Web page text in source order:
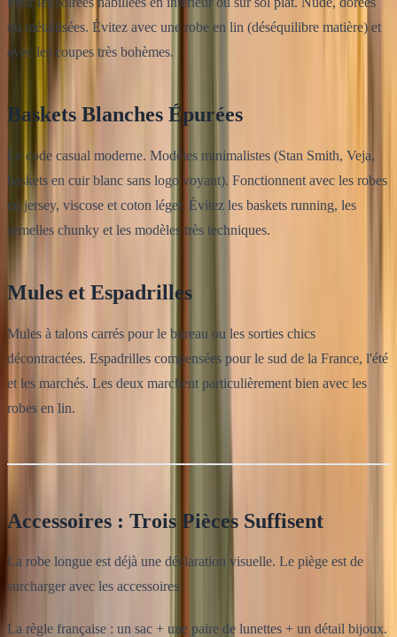
ou métallisées. Évitez avec une robe en lin (déséquilibre matière) et
avec les coupes très bohèmes.
Baskets Blanches Épurées
Le code casual moderne. Modèles minimalistes (Stan Smith, Veja,
baskets en cuir blanc sans logo voyant). Fonctionnent avec les robes
en jersey, viscose et coton léger. Évitez les baskets running, les
semelles chunky et les modèles très techniques.
Mules et Espadrilles
Mules à talons carrés pour le bureau ou les sorties chics
décontractées. Espadrilles compensées pour le sud de la France, l'été
et les marchés. Les deux marchent particulièrement bien avec les
robes en lin.
Accessoires : Trois Pièces Suffisent
La robe longue est déjà une déclaration visuelle. Le piège est de
surcharger avec les accessoires.
La règle française : un sac + une paire de lunettes + un détail bijoux.